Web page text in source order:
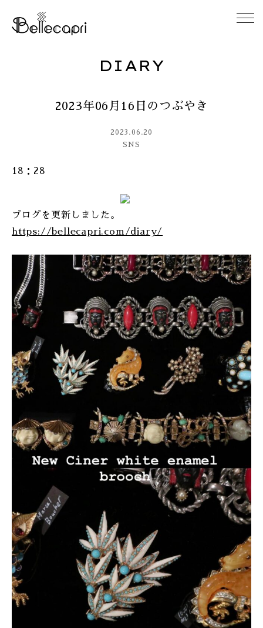
ABOUT
ACCESS
CONTACT
ONLINE SHOP
DIARY
2023年06月16日のつぶやき
2023.06.20
SNS
18：28
ブログを更新しました。
https://bellecapri.com/diary/